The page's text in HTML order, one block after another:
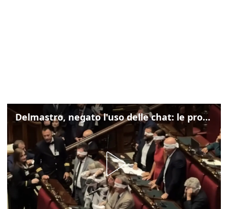
Delmastro, negato l'uso delle chat: le proteste di Avs e M5s